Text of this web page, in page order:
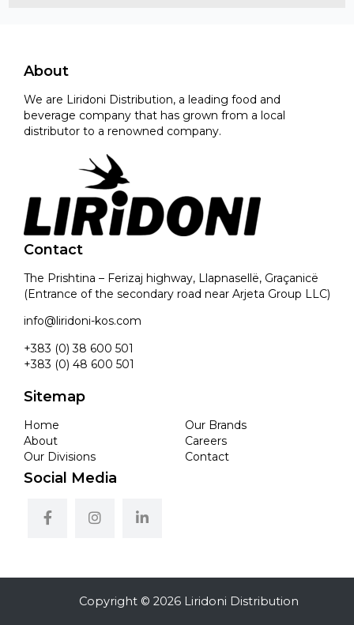
About
We are Liridoni Distribution, a leading food and
beverage company that has grown from a local
distributor to a renowned company.
Contact
The Prishtina – Ferizaj highway, Llapnasellë, Graçanicë
(Entrance of the secondary road near Arjeta Group LLC)
info@liridoni-kos.com
+383 (0) 38 600 501
+383 (0) 48 600 501
Sitemap
Home
About
Our Divisions
Our Brands
Careers
Contact
Social Media
Copyright © 2026 Liridoni Distribution